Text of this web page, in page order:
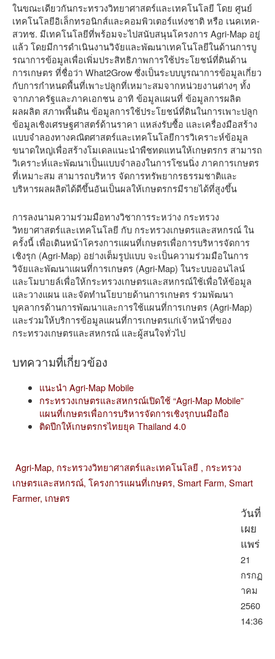
ในขณะเดียวกันกระทรวงวิทยาศาสตร์และเทคโนโลยี โดย ศูนย์
เทคโนโลยีอิเล็กทรอนิกส์และคอมพิวเตอร์แห่งชาติ หรือ เนคเทค-
สวทช. มีเทคโนโลยีที่พร้อมจะไปสนับสนุนโครงการ Agri-Map อยู่
แล้ว โดยมีการดำเนินงานวิจัยและพัฒนาเทคโนโลยีในด้านการบู
รณาการข้อมูลเพื่อเพิ่มประสิทธิภาพการใช้ประโยชน์ที่ดินด้าน
การเกษตร ที่ชื่อว่า What2Grow ซึ่งเป็นระบบบูรณาการข้อมูลเกี่ยว
กับการกำหนดพื้นที่เพาะปลูกที่เหมาะสมจากหน่วยงานต่างๆ ทั้ง
จากภาครัฐและภาคเอกชน อาทิ ข้อมูลแผนที่ ข้อมูลการผลิต
ผลผลิต สภาพพื้นดิน ข้อมูลการใช้ประโยชน์ที่ดินในการเพาะปลูก
ข้อมูลเชิงเศรษฐศาสตร์ด้านราคา แหล่งรับซื้อ และเครื่องมือสร้าง
แบบจำลองทางคณิตศาสตร์และเทคโนโลยีการวิเคราะห์ข้อมูล
ขนาดใหญ่เพื่อสร้างโมเดลแนะนำพืชทดแทนให้เกษตรกร สามารถ
วิเคราะห์และพัฒนาเป็นแบบจำลองในการโซนนิ่ง ภาคการเกษตร
ที่เหมาะสม สามารถบริหาร จัดการทรัพยากรธรรมชาติและ
บริหารผลผลิตได้ดีขึ้นอันเป็นผลให้เกษตรกรมีรายได้ที่สูงขึ้น
การลงนามความร่วมมือทางวิชาการระหว่าง กระทรวง
วิทยาศาสตร์และเทคโนโลยี กับ กระทรวงเกษตรและสหกรณ์ ใน
ครั้งนี้ เพื่อเดินหน้าโครงการแผนที่เกษตรเพื่อการบริหารจัดการ
เชิงรุก (Agri-Map) อย่างเต็มรูปแบบ จะเป็นความร่วมมือในการ
วิจัยและพัฒนาแผนที่การเกษตร (Agri-Map) ในระบบออนไลน์
และโมบายล์เพื่อให้กระทรวงเกษตรและสหกรณ์ใช้เพื่อให้ข้อมูล
และวางแผน และจัดทำนโยบายด้านการเกษตร ร่วมพัฒนา
บุคลากรด้านการพัฒนาและการใช้แผนที่การเกษตร (Agri-Map)
และร่วมให้บริการข้อมูลแผนที่การเกษตรแก่เจ้าหน้าที่ของ
กระทรวงเกษตรและสหกรณ์ และผู้สนใจทั่วไป
บทความที่เกี่ยวข้อง
แนะนำ Agri-Map Mobile
กระทรวงเกษตรและสหกรณ์เปิดใช้ “Agri-Map Mobile”
แผนที่เกษตรเพื่อการบริหารจัดการเชิงรุกบนมือถือ
ติดปีกให้เกษตรกรไทยยุค Thailand 4.0
Agri-Map, กระทรวงวิทยาศาสตร์และเทคโนโลยี , กระทรวง
เกษตรและสหกรณ์, โครงการแผนที่เกษตร, Smart Farm, Smart
Farmer, เกษตร
วันที่
เผย
แพร่
21
กรกฏ
าคม
2560
14:36